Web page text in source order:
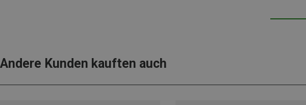
Andere Kunden kauften auch